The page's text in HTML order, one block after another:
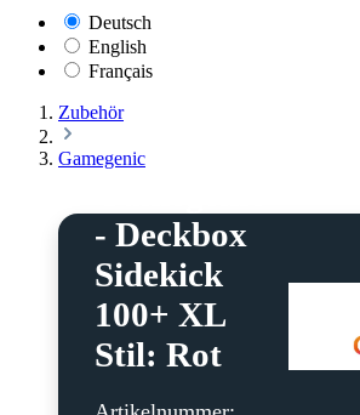
Deutsch
English
Français
Zubehör
Gamegenic
- Deckbox
Sidekick
100+ XL
Stil: Rot